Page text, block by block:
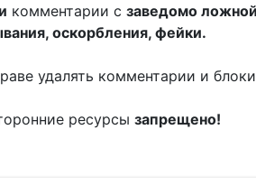
комментарии с заведомо
оскорбления, фейки.
удалять комментарии и
ресурсы запрещено!